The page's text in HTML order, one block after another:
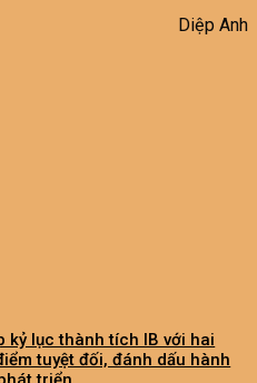
Diệp Anh
kỷ lục thành tích IB với hai
tuyệt đối, đánh dấu hành